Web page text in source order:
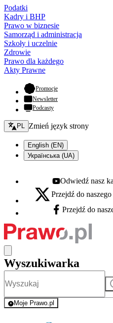
Podatki
Kadry i BHP
Prawo w biznesie
Samorząd i administracja
Szkoły i uczelnie
Zdrowie
Prawo dla każdego
Akty Prawne
Promocje- otwiera się w nowej
Newsletter
Podcasty
Zmień język - bieżący:
PL Zmień język strony
English (EN)
Українська (UA)
Youtube - otwiera się w
Odwiedź nasz
X - otwiera się w nowej karcie
Przejdź do
Facebook - otwiera się w
Przejdź do
Wyszukiwarka
Moje Prawo.pl
- rejestracja i logowanie do